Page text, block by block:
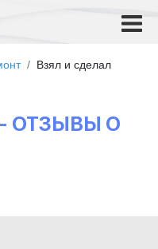
Взял и сделал
ОТЗЫВЫ О